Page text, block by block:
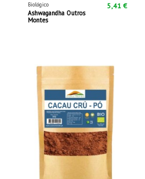
Biológico
Ashwagandha Outros
Montes
5,41 €